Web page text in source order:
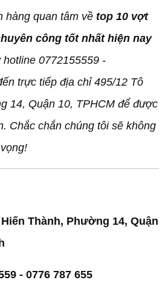
hàng quan tâm về top 10 vợt
công tốt nhất hiện nay
0772155559 -
trực tiếp địa chỉ 495/12 Tô
14, Quận 10, TPHCM để được
Chắc chắn chúng tôi sẽ không
Thành, Phường 14, Quận
- 0776 787 655